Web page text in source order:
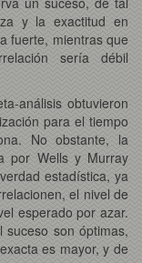
y la exactitud en
fuerte, mientras que
sería débil
análisis obtuvieron
para el tiempo
No obstante, la
por Wells y Murray
estadística, ya
el nivel de
esperado por azar.
suceso son óptimas,
es mayor, y de